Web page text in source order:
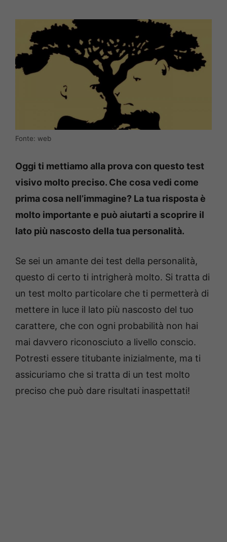
Fonte: web
Oggi ti mettiamo alla prova con questo test
visivo molto preciso. Che cosa vedi come
prima cosa nell’immagine? La tua risposta è
molto importante e può aiutarti a scoprire il
lato più nascosto della tua personalità.
Se sei un amante dei test della personalità,
questo di certo ti intrigherà molto. Si tratta di
un test molto particolare che ti permetterà di
mettere in luce il lato più nascosto del tuo
carattere, che con ogni probabilità non hai
mai davvero riconosciuto a livello conscio.
Potresti essere titubante inizialmente, ma ti
assicuriamo che si tratta di un test molto
preciso che può dare risultati inaspettati!